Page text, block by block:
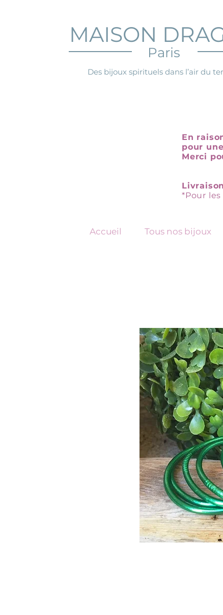
Paris
MAISON
Des bijoux spirituels dans l’air du
En
pour
Merci
*Pour
Accueil Tous nos bijoux